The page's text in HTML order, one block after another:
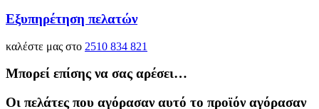
Εξυπηρέτηση πελατών
καλέστε μας στο 2510 834 821
Μπορεί επίσης να σας αρέσει…
Οι πελάτες που αγόρασαν αυτό το προϊόν αγόρασαν